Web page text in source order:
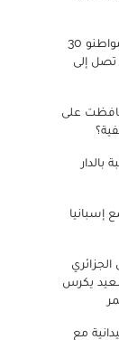
تأشيرة الدخول للولايات المتحدة: مواطنو 30
تصل إلى
على
إسبانيا
يكرس
مع